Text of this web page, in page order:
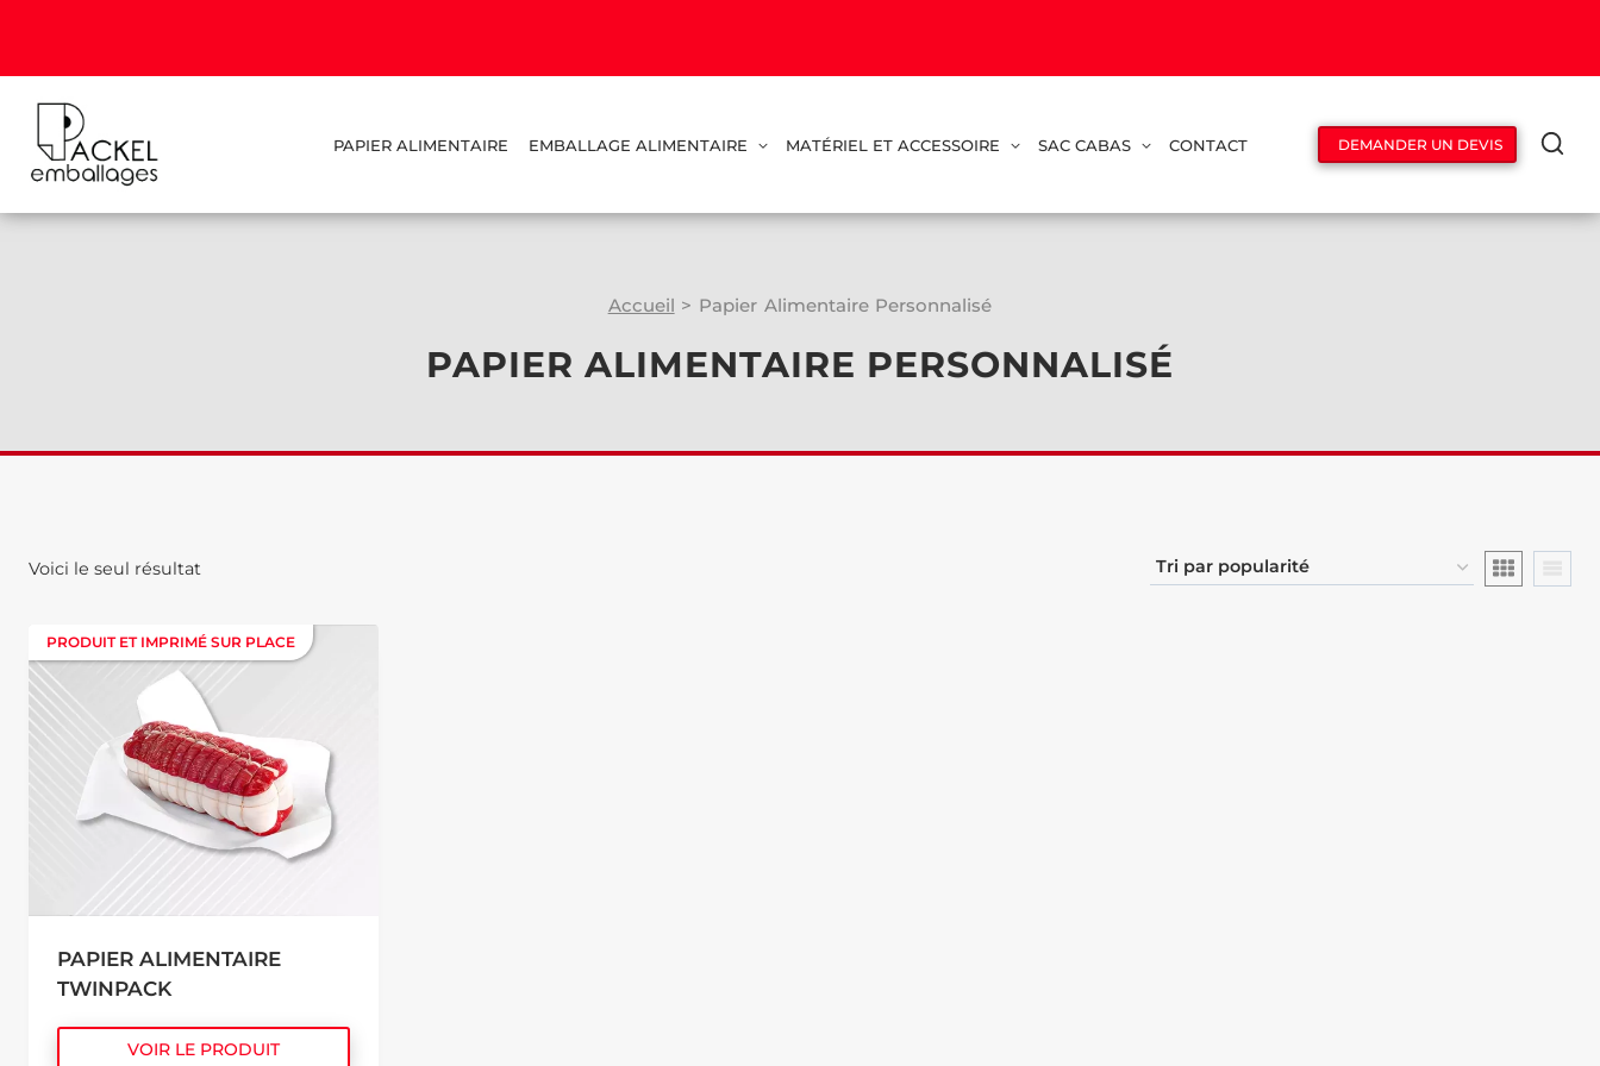
PAPIER ALIMENTAIRE EMBALLAGE ALIMENTAIRE MATÉRIEL ET ACCESSOIRE SAC CABAS CONTACT DEMANDER UN DEVIS
Accueil > Papier Alimentaire Personnalisé
PAPIER ALIMENTAIRE PERSONNALISÉ
Voici le seul résultat
PRODUIT ET IMPRIMÉ SUR PLACE
PAPIER ALIMENTAIRE
TWINPACK
VOIR LE PRODUIT
PRODUIT ET IMPRIMÉ SUR PLACE